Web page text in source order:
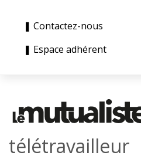
❚ Contactez-nous
❚ Espace adhérent
télétravailleur